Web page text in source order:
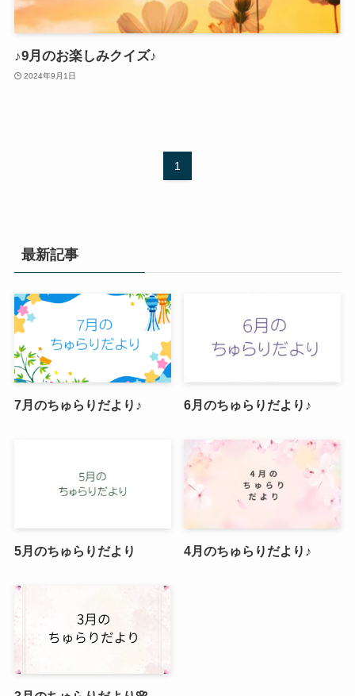
♪9月のお楽しみクイズ♪
2024年9月1日
1
最新記事
7月のちゅらりだより♪ 6月のちゅらりだより♪
5月のちゅらりだより 4月のちゅらりだより♪